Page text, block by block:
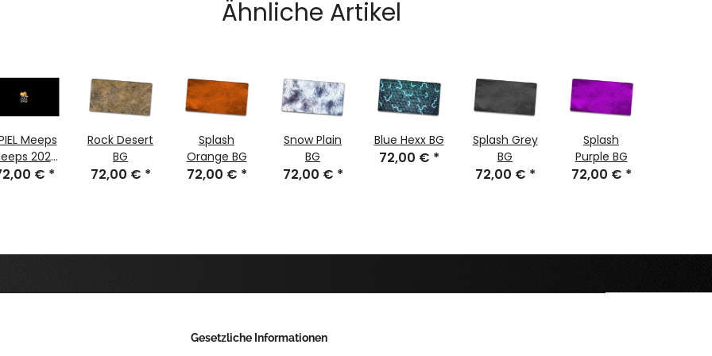
Ähnliche Artikel
Meeps
2025
€ *
Rock Desert
BG
72,00 € *
Splash
Orange BG
72,00 € *
Snow Plain
BG
72,00 € *
Blue Hexx BG
72,00 € *
Splash Grey
BG
72,00 € *
Splash
Purple BG
72,00 € *
Gesetzliche Informationen